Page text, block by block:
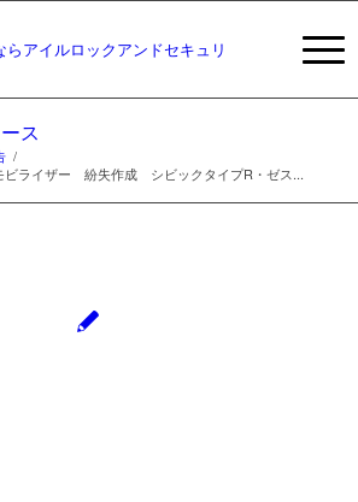
ス
/
ライザー 紛失作成 シビックタイプR・ゼス...